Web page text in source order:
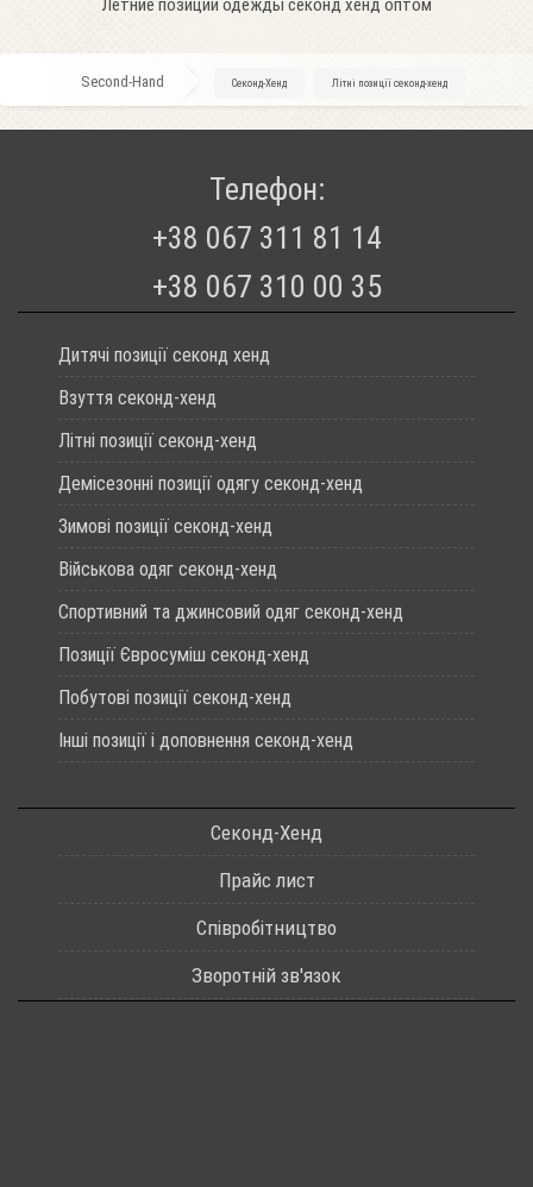
Летние позиции одежды секонд хенд оптом
Second-Hand Секонд-Хенд Літні позиції секонд-хенд
Телефон:
+38 067 311 81 14
+38 067 310 00 35
Дитячі позиції секонд хенд
Взуття секонд-хенд
Літні позиції секонд-хенд
Демісезонні позиції одягу секонд-хенд
Зимові позиції секонд-хенд
Військова одяг секонд-хенд
Спортивний та джинсовий одяг секонд-хенд
Позиції Євросуміш секонд-хенд
Побутові позиції секонд-хенд
Інші позиції і доповнення секонд-хенд
Секонд-Хенд
Прайс лист
Співробітництво
Зворотній зв'язок